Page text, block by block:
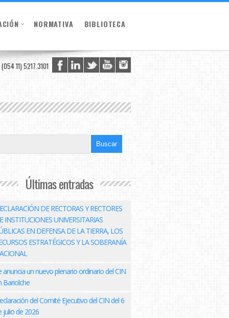
NORMATIVA BIBLIOTECA
(054 11) 5217.3101
Últimas entradas
DE RECTORAS Y RECTORES
INSTITUCIONES UNIVERSITARIAS
EN DEFENSA DE LA TIERRA, LOS
ESTRATÉGICOS Y LA SOBERANÍA
anuncia un nuevo plenario ordinario del CIN
Bariolche
del Comité Ejecutivo del CIN del 6
julio de 2026